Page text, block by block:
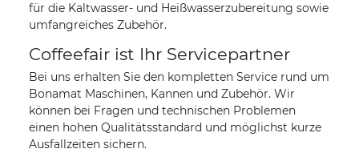
für die Kaltwasser- und Heißwasserzubereitung sowie
umfangreiches Zubehör.
Coffeefair ist Ihr Servicepartner
Bei uns erhalten Sie den kompletten Service rund um
Bonamat Maschinen, Kannen und Zubehör. Wir
können bei Fragen und technischen Problemen
einen hohen Qualitätsstandard und möglichst kurze
Ausfallzeiten sichern.